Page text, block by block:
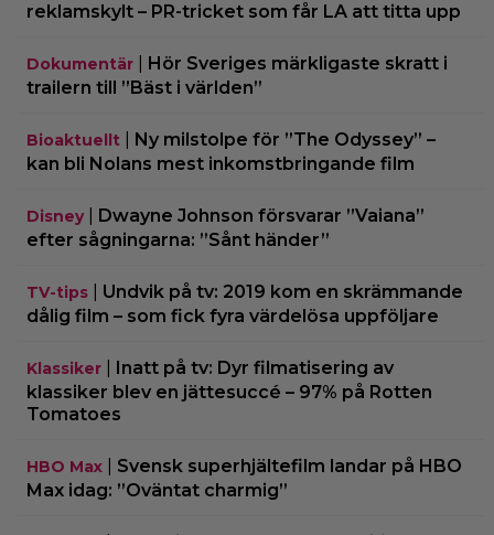
reklamskylt – PR-tricket som får LA att titta upp
Dokumentär
Hör Sveriges märkligaste skratt i
trailern till ”Bäst i världen”
Bioaktuellt
Ny milstolpe för ”The Odyssey” –
kan bli Nolans mest inkomstbringande film
Disney| Dwayne Johnson försvarar ”Vaiana”
efter sågningarna: ”Sånt händer”
TV-tips
Undvik på tv: 2019 kom en skrämmande
dålig film – som fick fyra värdelösa uppföljare
Klassiker
Inatt på tv: Dyr filmatisering av
klassiker blev en jättesuccé – 97% på Rotten
Tomatoes
HBO Max
Svensk superhjältefilm landar på HBO
Max idag: ”Oväntat charmig”